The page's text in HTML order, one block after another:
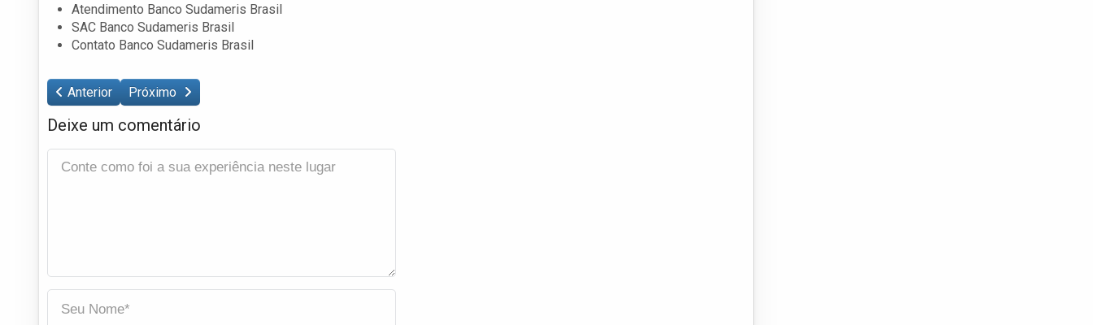
Atendimento Banco Sudameris Brasil
SAC Banco Sudameris Brasil
Contato Banco Sudameris Brasil
Anterior Próximo
Deixe um comentário